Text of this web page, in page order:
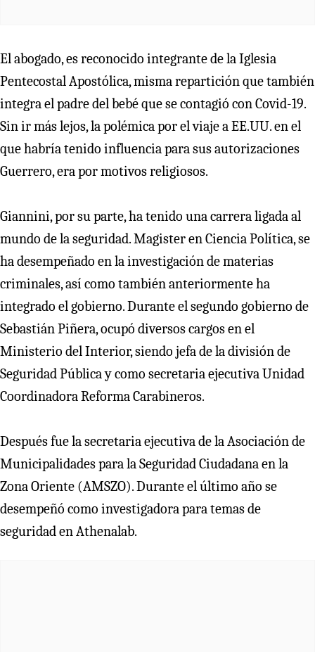
El abogado, es reconocido integrante de la Iglesia
Pentecostal Apostólica, misma repartición que también
integra el padre del bebé que se contagió con Covid-19.
Sin ir más lejos, la polémica por el viaje a EE.UU. en el
que habría tenido influencia para sus autorizaciones
Guerrero, era por motivos religiosos.
Giannini, por su parte, ha tenido una carrera ligada al
mundo de la seguridad. Magister en Ciencia Política, se
ha desempeñado en la investigación de materias
criminales, así como también anteriormente ha
integrado el gobierno. Durante el segundo gobierno de
Sebastián Piñera, ocupó diversos cargos en el
Ministerio del Interior, siendo jefa de la división de
Seguridad Pública y como secretaria ejecutiva Unidad
Coordinadora Reforma Carabineros.
Después fue la secretaria ejecutiva de la Asociación de
Municipalidades para la Seguridad Ciudadana en la
Zona Oriente (AMSZO). Durante el último año se
desempeñó como investigadora para temas de
seguridad en Athenalab.